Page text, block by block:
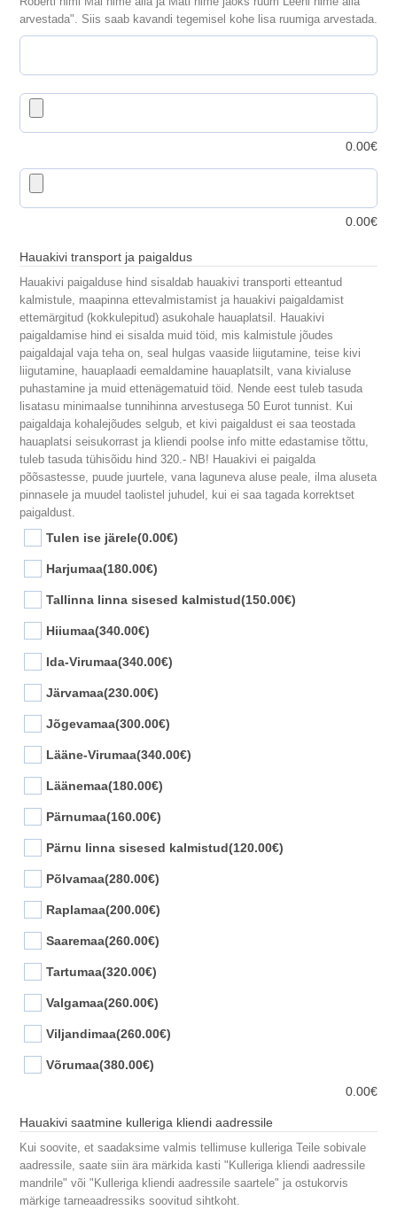
arvestada". Siis saab kavandi tegemisel kohe lisa ruumiga arvestada.
0.00€
0.00€
Hauakivi transport ja paigaldus
Hauakivi paigalduse hind sisaldab hauakivi transporti etteantud
kalmistule, maapinna ettevalmistamist ja hauakivi paigaldamist
ettemärgitud (kokkulepitud) asukohale hauaplatsil. Hauakivi
paigaldamise hind ei sisalda muid töid, mis kalmistule jõudes
paigaldajal vaja teha on, seal hulgas vaaside liigutamine, teise kivi
liigutamine, hauaplaadi eemaldamine hauaplatsilt, vana kivialuse
puhastamine ja muid ettenägematuid töid. Nende eest tuleb tasuda
lisatasu minimaalse tunnihinna arvestusega 50 Eurot tunnist. Kui
paigaldaja kohalejõudes selgub, et kivi paigaldust ei saa teostada
hauaplatsi seisukorrast ja kliendi poolse info mitte edastamise tõttu,
tuleb tasuda tühisõidu hind 320.- NB! Hauakivi ei paigalda
põõsastesse, puude juurtele, vana laguneva aluse peale, ilma aluseta
pinnasele ja muudel taolistel juhudel, kui ei saa tagada korrektset
paigaldust.
Tulen ise järele(0.00€)
Harjumaa(180.00€)
Tallinna linna sisesed kalmistud(150.00€)
Hiiumaa(340.00€)
Ida-Virumaa(340.00€)
Järvamaa(230.00€)
Jõgevamaa(300.00€)
Lääne-Virumaa(340.00€)
Läänemaa(180.00€)
Pärnumaa(160.00€)
Pärnu linna sisesed kalmistud(120.00€)
Põlvamaa(280.00€)
Raplamaa(200.00€)
Saaremaa(260.00€)
Tartumaa(320.00€)
Valgamaa(260.00€)
Viljandimaa(260.00€)
Võrumaa(380.00€)
0.00€
Hauakivi saatmine kulleriga kliendi aadressile
Kui soovite, et saadaksime valmis tellimuse kulleriga Teile sobivale
aadressile, saate siin ära märkida kasti "Kulleriga kliendi aadressile
mandrile" või "Kulleriga kliendi aadressile saartele" ja ostukorvis
märkige tarneaadressiks soovitud sihtkoht.